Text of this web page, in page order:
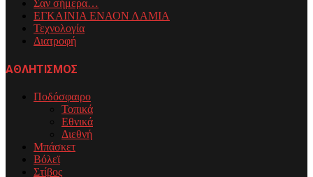
Σαν σήμερα…
ΕΓΚΑΙΝΙΑ ΕΝΑΟΝ ΛΑΜΙΑ
Τεχνολογία
Διατροφή
ΑΘΛΗΤΙΣΜΟΣ
Ποδόσφαιρο
Τοπικά
Εθνικά
Διεθνή
Μπάσκετ
Βόλεϊ
Στίβος